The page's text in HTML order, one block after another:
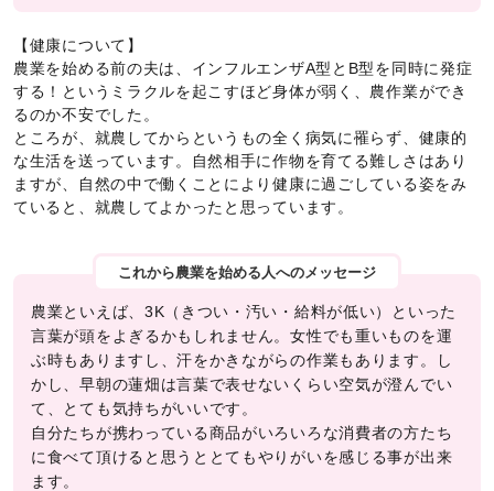
【健康について】
農業を始める前の夫は、インフルエンザA型とB型を同時に発症
する！というミラクルを起こすほど身体が弱く、農作業ができ
るのか不安でした。
ところが、就農してからというもの全く病気に罹らず、健康的
な生活を送っています。自然相手に作物を育てる難しさはあり
ますが、自然の中で働くことにより健康に過ごしている姿をみ
ていると、就農してよかったと思っています。
これから農業を始める人へのメッセージ
農業といえば、3K（きつい・汚い・給料が低い）といった
言葉が頭をよぎるかもしれません。女性でも重いものを運
ぶ時もありますし、汗をかきながらの作業もあります。し
かし、早朝の蓮畑は言葉で表せないくらい空気が澄んでい
て、とても気持ちがいいです。
自分たちが携わっている商品がいろいろな消費者の方たち
に食べて頂けると思うととてもやりがいを感じる事が出来
ます。